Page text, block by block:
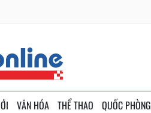
VĂN HÓA THỂ THAO QUỐC PHÒNG